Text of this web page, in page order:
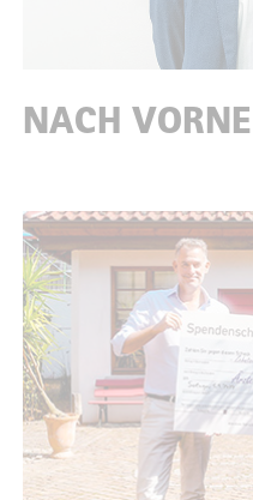
NACH